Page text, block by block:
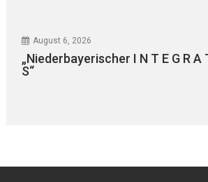
August 6, 2026
„Niederbayerischer I N T E G R A
S“